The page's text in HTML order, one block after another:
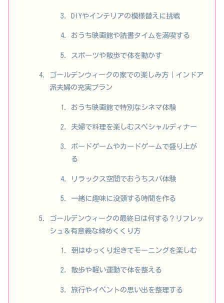
DIYやインテリアの模様替えに挑戦
おうち映画館や読書タイムを満喫する
スポーツや散歩で体を動かす
ゴールデンウィークの家での楽しみ方｜インドア
派夫婦の充実プラン
おうち映画館で特別なシネマ体験
夫婦で料理を楽しむスペシャルディナー
ボードゲームやカードゲームで盛り上が
る
リラックス空間でおうちスパ体験
一緒に趣味に没頭する時間を作る
ゴールデンウィークの最終日は何する？リフレッ
シュ＆有意義な締めくくり方
朝はゆっくり起きてモーニングを楽しむ
散歩や軽い運動で体を整える
旅行やイベントの思い出を整理する